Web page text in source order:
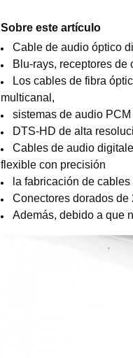
Sobre este artículo
Cable de audio óptico
Blu-rays, receptores
Los cables de fibra
multicanal,
sistemas de audio
DTS-HD de alta
Cables de audio
flexible con precisión
la fabricación de
Conectores dorados de
Además, debido a que